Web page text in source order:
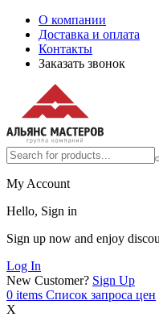
О компании
Доставка и оплата
Контакты
Заказать звонок
My Account
Hello, Sign in
Sign up now and enjoy
Log In
New Customer? Sign Up
0 items Список запроса цен
X